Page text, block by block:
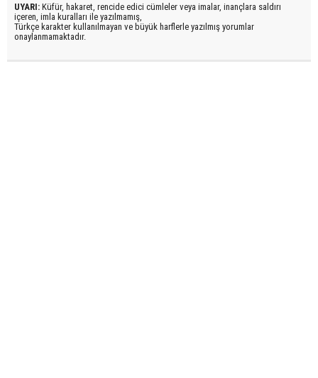
UYARI: Küfür, hakaret, rencide edici cümleler veya imalar, inançlara saldırı
içeren, imla kuralları ile yazılmamış,
Türkçe karakter kullanılmayan ve büyük harflerle yazılmış yorumlar
onaylanmamaktadır.